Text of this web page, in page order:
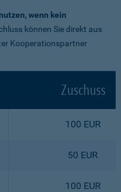
wenn kein
können Sie direkt aus
Kooperationspartner
Zuschuss
100 EUR
50 EUR
100 EUR